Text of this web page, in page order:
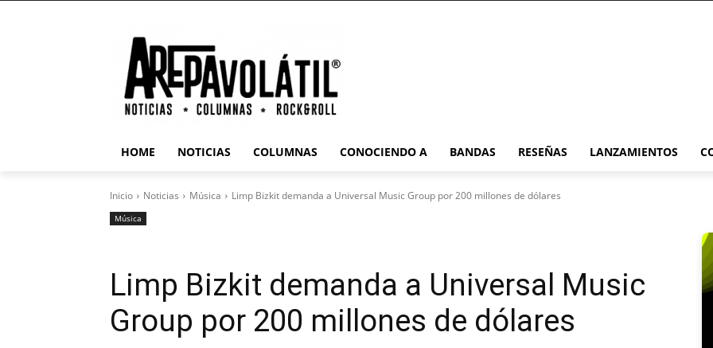
HOME NOTICIAS COLUMNAS CONOCIENDO A BANDAS RESEÑAS LANZAMIENTOS
Inicio Noticias Música Limp Bizkit demanda a Universal Music Group por 200 millones de dólares
Música
Limp Bizkit demanda a Universal Music
Group por 200 millones de dólares